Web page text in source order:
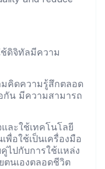
ช้ดิจิทัลมีความ
คิดความรู้สึกตลอด
กัน มีความสามารถ
ละใช้เทคโนโลยี
พื่อใช้เป็นเครื่องมือ
ไปกับการใช้แหล่ง
ตนเองตลอดชีวิต